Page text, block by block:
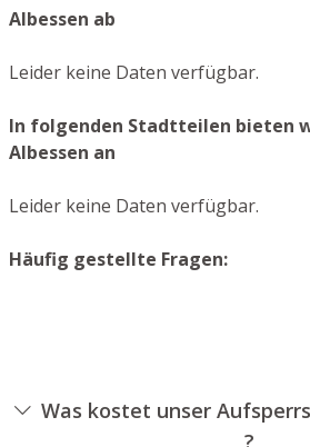
Albessen ab
Leider keine Daten verfügbar.
In folgenden Stadtteilen bieten
Albessen an
Leider keine Daten verfügbar.
Häufig gestellte Fragen:
Was kostet unser Aufsperrservice in Albessen
?